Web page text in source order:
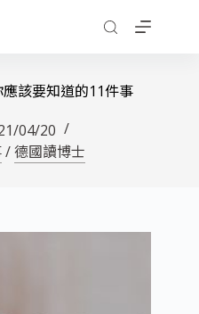
應該要知道的11件事
04/20
/德國讀博士